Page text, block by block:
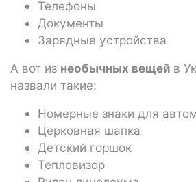
Телефоны
Документы
Зарядные устройства
А вот из необычных вещей в
назвали такие:
Номерные знаки для
Церковная шапка
Детский горшок
Тепловизор